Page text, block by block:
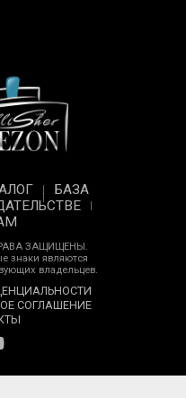
БАЗА
ЗАЩИЩЕНЫ.
знаки являются
владельцев.
СОГЛАШЕНИЕ